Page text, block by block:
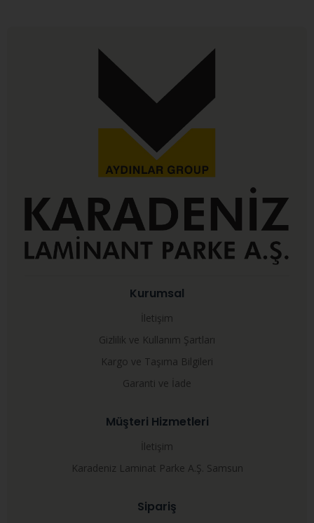
Kurumsal
İletişim
Gizlilik ve Kullanım Şartları
Kargo ve Taşıma Bilgileri
Garanti ve İade
Müşteri Hizmetleri
İletişim
Karadeniz Laminat Parke A.Ş. Samsun
Sipariş